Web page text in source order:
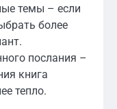
темы – если
более
послания –
книга
тепло.